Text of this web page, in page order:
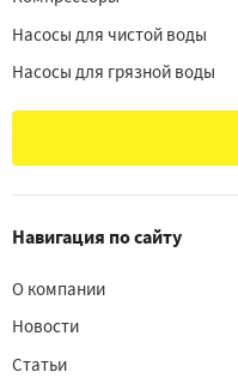
Насосы для чистой воды
Насосы для грязной воды
Навигация по сайту
О компании
Новости
Статьи